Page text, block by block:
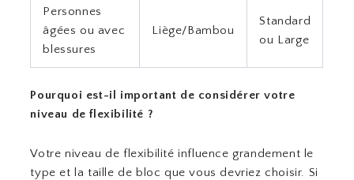
Personnes
âgées ou avec
blessures
Liège/Bambou
Standard
ou Large
Pourquoi est-il important de considérer votre
niveau de flexibilité ?
Votre niveau de flexibilité influence grandement le
type et la taille de bloc que vous devriez choisir. Si